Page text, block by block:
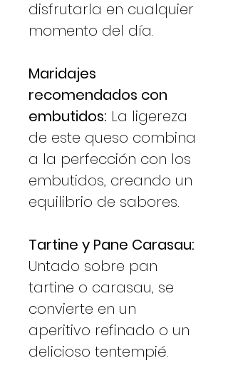
disfrutarla en cualquier
momento del día.
Maridajes
recomendados con
embutidos: La ligereza
de este queso combina
a la perfección con los
embutidos, creando un
equilibrio de sabores.
Tartine y Pane Carasau:
Untado sobre pan
tartine o carasau, se
convierte en un
aperitivo refinado o un
delicioso tentempié.